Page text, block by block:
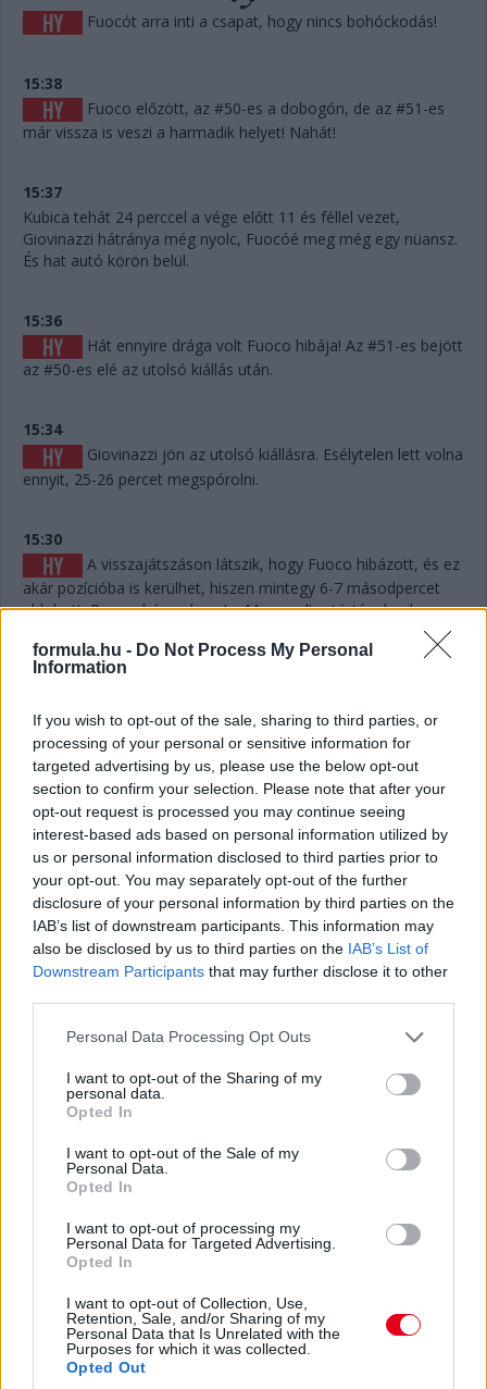
formula.hu - Do Not Process My Personal
Information
If you wish to opt-out of the sale, sharing to third parties, or
processing of your personal or sensitive information for
targeted advertising by us, please use the below opt-out
section to confirm your selection. Please note that after your
opt-out request is processed you may continue seeing
interest-based ads based on personal information utilized by
us or personal information disclosed to third parties prior to
your opt-out. You may separately opt-out of the further
disclosure of your personal information by third parties on the
IAB’s list of downstream participants. This information may
also be disclosed by us to third parties on the IAB’s List of
Downstream Participants that may further disclose it to other
Please note that this website/app uses one or more Google
not limited to your visit or usage behaviour. You may click to
grant or deny consent to Google and its third-party tags to
use your data for below specified purposes in below Google
consent section.
Personal Data Processing Opt Outs
I want to opt-out of the Sharing of my
personal data.
Opted In
I want to opt-out of the Sale of my
Personal Data.
Opted In
I want to opt-out of processing my
Personal Data for Targeted Advertising.
Opted In
I want to opt-out of Collection, Use,
Retention, Sale, and/or Sharing of my
Personal Data that Is Unrelated with the
Purposes for which it was collected.
Opted Out
Fuocót arra inti a csapat, hogy nincs bohóckodás!
15:38
Fuoco előzött, az #50-es a dobogón, de az #51-es
már vissza is veszi a harmadik helyet! Nahát!
15:37
Kubica tehát 24 perccel a vége előtt 11 és féllel vezet,
Giovinazzi hátránya még nyolc, Fuocóé meg még egy nüansz.
És hat autó körön belül.
15:36
Hát ennyire drága volt Fuoco hibája! Az #51-es bejött
az #50-es elé az utolsó kiállás után.
15:34
Giovinazzi jön az utolsó kiállásra. Esélytelen lett volna
ennyit, 25-26 percet megspórolni.
15:30
A visszajátszáson látszik, hogy Fuoco hibázott, és ez
akár pozícióba is kerülhet, hiszen mintegy 6-7 másodpercet
eldobott. Persze hány olyan Le Mans volt a történelemben,
ahol 6-7 másodperc számított egy dobogós helyen...? Kevés.
Giovinazzi 42-vel vezet Kubica előtt, és jöhet majd
egy rövid utolsó kiállásra mindjárt.
15:29
Na nézzük, mi a helyet: Kubica 10 másodperccel
vezet Estre előtt, aki újabb kilenccel a most sokat bukó Fuoco
15:27
Itt a dráma! A turbópékek kapnak egy áthajtásos
büntetést, és ezzel valószínűleg bukják a győzelmet! Yelloly
gyorshajtása nagyon sokba kerül. Massonék, a VDS Panis
Kulcsfontosságú pillanat: egy körrel Kubica után
Kubica viszont előttük frissebb gumin!
Kubica hozza az autót az utolsó kiállásra! Kereket
cserélnek a #83-ason, de Kubica marad az autóban. A #6-os
Dráma készül a P2-ben: a szoros csatában élen álló